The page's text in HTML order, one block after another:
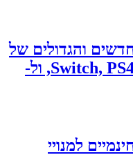
החדשים והגדולים של
החודש ל-Switch, PS4/5, Xbox One/X, ול-
החינמיים למנויי